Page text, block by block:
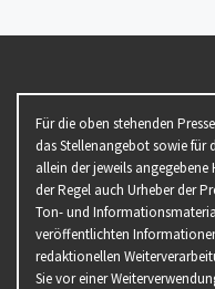
Für die oben stehenden
das Stellenangebot sowie für
allein der jeweils
der Regel auch Urheber der
Ton- und
veröffentlichten
redaktionellen
Sie vor einer